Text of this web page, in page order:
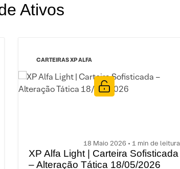
Ativos
CARTEIRAS XP ALFA
18 Maio 2026 • 1 min de leitura
XP Alfa Light | Carteira Sofisticada
– Alteração Tática 18/05/2026